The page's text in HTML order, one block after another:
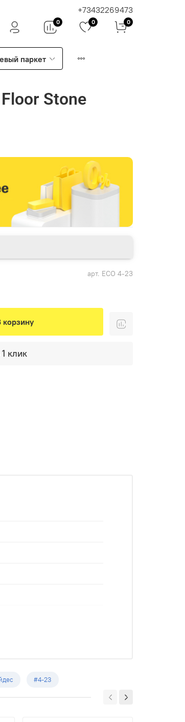
+73432269473
0 0 0
паркет
арт. ЕСО 4-23
Stone
корзину
клик
#4-23